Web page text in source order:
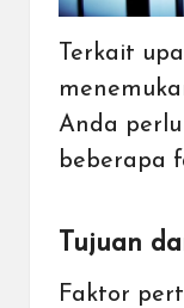
Terkait
Anda
beberapa
Tujuan
Faktor